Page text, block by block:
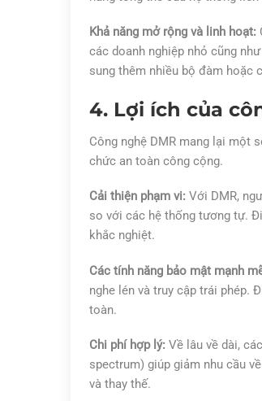
Khả năng mở rộng và linh hoạt:
các doanh nghiệp nhỏ cũng
sung thêm nhiều bộ đàm hoặc
4. Lợi ích của
Công nghệ DMR mang lại một
chức an toàn công cộng.
Cải thiện phạm vi: Với DMR,
so với các hệ thống tương tự.
khắc nghiệt.
Các tính năng bảo mật mạnh
nghe lén và truy cập trái phép.
toàn.
Chi phí hợp lý: Về lâu về dài,
spectrum) giúp giảm nhu cầu
và thay thế.